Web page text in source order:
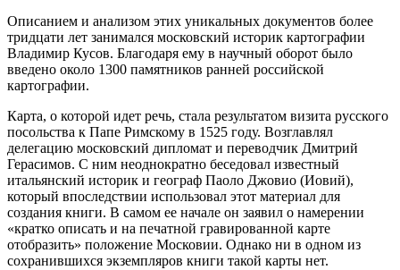
Описанием и анализом этих уникальных документов более
тридцати лет занимался мос­ковский историк картографии
Владимир Кусов. Благодаря ему в научный оборот было
введено около 1300 памятников ранней российской
картографии.
Карта, о которой идет речь, стала результатом визита русского
посольства к Папе Римскому в 1525 году. Возглавлял
делегацию московский дипломат и переводчик Дмитрий
Герасимов. С ним неоднократно беседовал известный
итальянский историк и географ Паоло Джовио (Иовий),
который впоследствии использовал этот материал для
создания книги. В самом ее начале он за­явил о намерении
«кратко описать и на печатной гравированной карте
отобразить» положение Московии. Однако ни в одном из
сохранившихся экземпляров книги такой карты нет.